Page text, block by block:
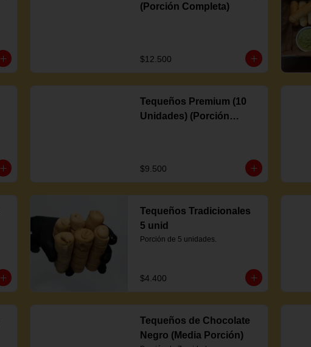
(Porción Completa)
$12.500
Tequeños Premium (10
Unidades) (Porción
$9.500
Tequeños Tradicionales
5 unid
Porción de 5 unidades.
$4.400
Tequeños de Chocolate
Negro (Media Porción)